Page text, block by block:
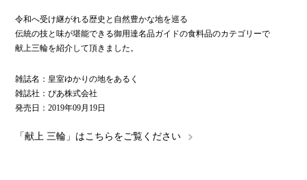
令和へ受け継がれる歴史と自然豊かな地を巡る
伝統の技と味が堪能できる御用達名品ガイドの食料品のカテゴリーで
献上三輪を紹介して頂きました。
雑誌名：皇室ゆかりの地をあるく
雑誌社：ぴあ株式会社
発売日：2019年09月19日
「献上 三輪」はこちらをご覧ください